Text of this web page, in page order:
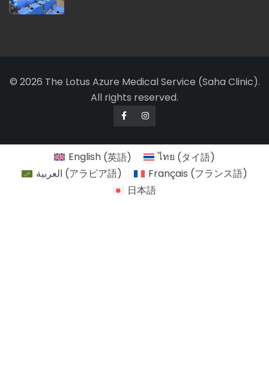
© 2026 The Lotus Azure Medical Service (Saha Clinic).
All rights reserved.
English (英語) ไทย (タイ語)
العربية (アラビア語) Français (フランス語)
日本語